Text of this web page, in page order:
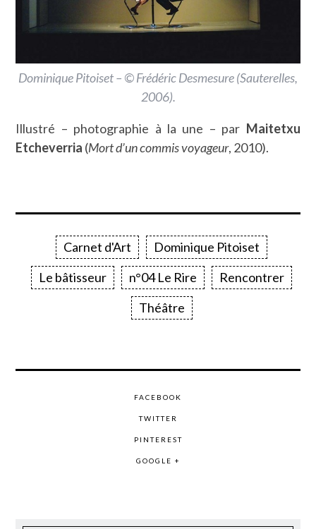
Dominique Pitoiset – © Frédéric Desmesure (Sauterelles,
2006).
Illustré – photographie à la une – par Maitetxu
Etcheverria (Mort d’un commis voyageur, 2010).
Carnet d'Art
Dominique Pitoiset
Le bâtisseur
n°04 Le Rire
Rencontrer
Théâtre
FACEBOOK
TWITTER
PINTEREST
GOOGLE +